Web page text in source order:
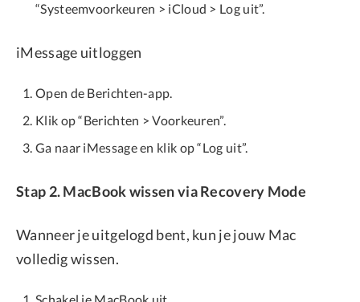
“Systeemvoorkeuren > iCloud > Log uit”.
iMessage uitloggen
Open de Berichten-app.
Klik op “Berichten > Voorkeuren”.
Ga naar iMessage en klik op “Log uit”.
Stap 2. MacBook wissen via Recovery Mode
Wanneer je uitgelogd bent, kun je jouw Mac
volledig wissen.